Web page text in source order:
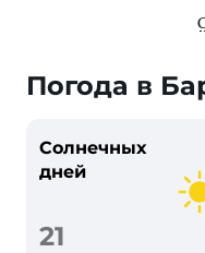
Погода в
Солнечных
дней
21